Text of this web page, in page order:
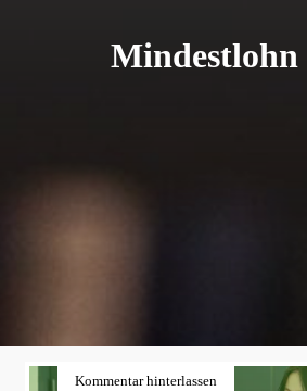
Mindestlohn
Kommentar hinterlassen